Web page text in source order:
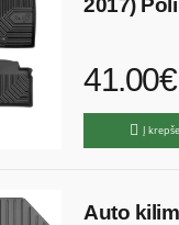
2017)
41.00€
Į
Auto